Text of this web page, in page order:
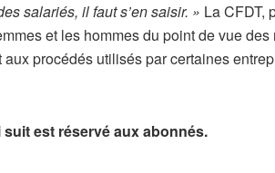
salariés, il faut s’en saisir. » La CFDT,
et les hommes du point de vue
procédés utilisés par certaines
suit est réservé aux abonnés.